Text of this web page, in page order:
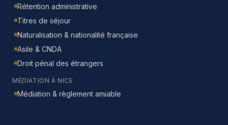
Rétention administrative
Titres de séjour
Naturalisation & nationalité française
Asile & CNDA
Droit pénal des étrangers
MÉDIATION À NICE
Médiation & règlement amiable